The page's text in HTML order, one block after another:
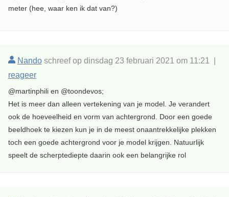
meter (hee, waar ken ik dat van?)
Nandoschreef op dinsdag 23 februari 2021 om 11:21 |
reageer
@martinphili en @toondevos;
Het is meer dan alleen vertekening van je model. Je verandert
ook de hoeveelheid en vorm van achtergrond. Door een goede
beeldhoek te kiezen kun je in de meest onaantrekkelijke plekken
toch een goede achtergrond voor je model krijgen. Natuurlijk
speelt de scherptediepte daarin ook een belangrijke rol